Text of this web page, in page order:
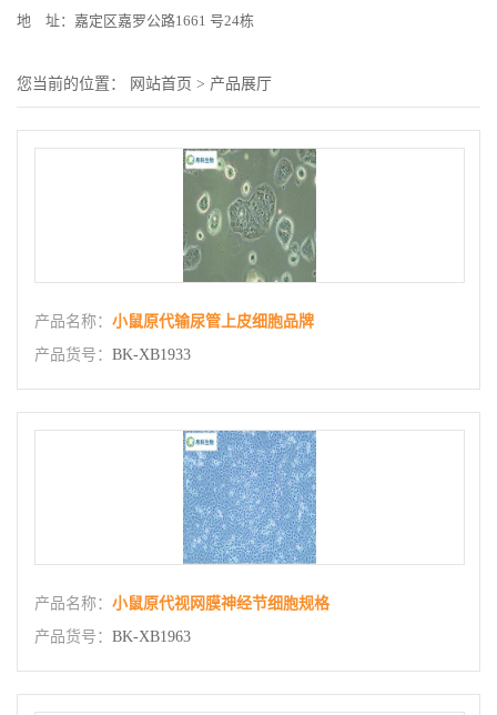
地 址：嘉定区嘉罗公路1661 号24栋
您当前的位置： 网站首页 > 产品展厅
产品名称： 小鼠原代输尿管上皮细胞品牌
产品货号： BK-XB1933
产品名称： 小鼠原代视网膜神经节细胞规格
产品货号： BK-XB1963